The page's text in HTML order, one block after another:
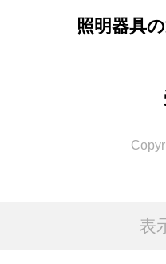
照明器具
表